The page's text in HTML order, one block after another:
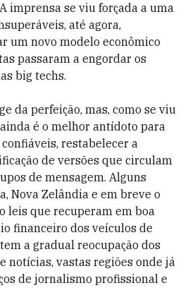
imprensa se viu forçada a uma
até agora,
um novo modelo econômico
passaram a engordar os
big techs.
da perfeição, mas, como se viu
é o melhor antídoto para
restabelecer a
de versões que circulam
de mensagem. Alguns
Nova Zelândia e em breve o
leis que recuperam em boa
financeiro dos veículos de
a gradual reocupação dos
notícias, vastas regiões onde já
de jornalismo profissional e